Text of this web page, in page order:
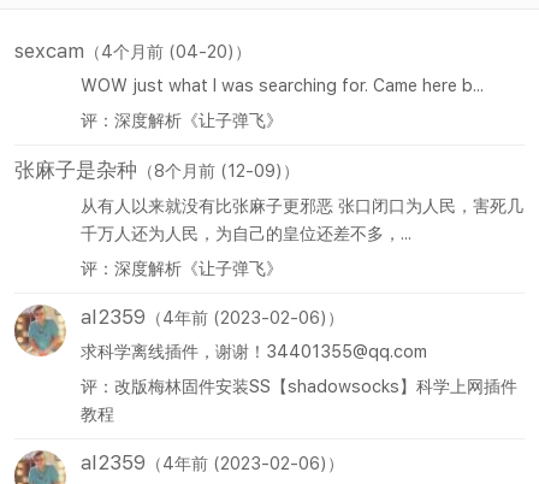
sexcam （4个月前 (04-20)）
WOW just what I was searching for. Came here b...
评：深度解析《让子弹飞》
张麻子是杂种 （8个月前 (12-09)）
从有人以来就没有比张麻子更邪恶 张口闭口为人民，害死几
千万人还为人民，为自己的皇位还差不多，...
评：深度解析《让子弹飞》
al2359 （4年前 (2023-02-06)）
求科学离线插件，谢谢！34401355@qq.com
评：改版梅林固件安装SS【shadowsocks】科学上网插件
教程
al2359 （4年前 (2023-02-06)）